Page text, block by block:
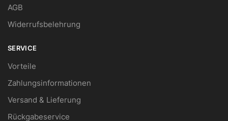
AGB
Widerrufsbelehrung
SERVICE
Vorteile
Zahlungsinformationen
Versand & Lieferung
Rückgabeservice